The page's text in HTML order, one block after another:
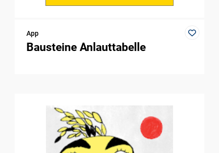
App
Bausteine Anlauttabelle